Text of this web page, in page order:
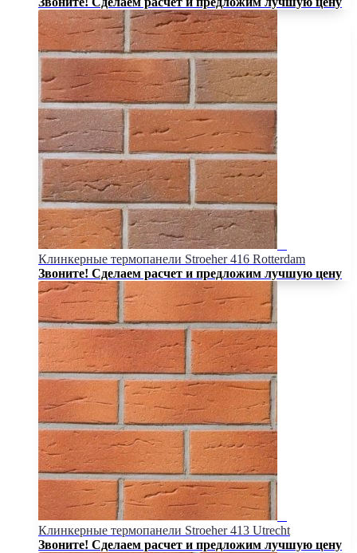
Клинкерные термопанели Stroeher 416 Rotterdam
Звоните! Сделаем расчет и предложим лучшую цену
Клинкерные термопанели Stroeher 413 Utrecht
Звоните! Сделаем расчет и предложим лучшую цену